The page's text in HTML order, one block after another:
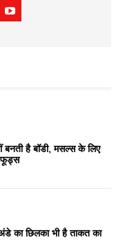
बनती है बॉडी, मसल्स के लिए
फूड्स
का छिलका भी है ताकत का